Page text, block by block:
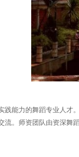
践能力的舞蹈专业人
流。师资团队由资深